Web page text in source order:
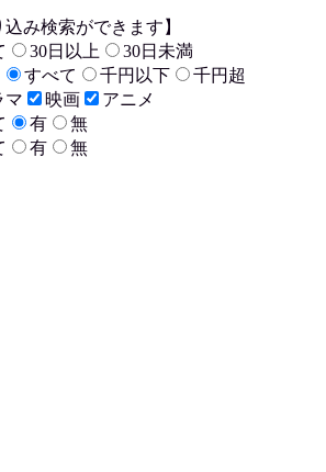
み検索ができます】
30日以上
30日未満
すべて 千円以下
千円超
マ 映画
アニメ
有
無
有 無